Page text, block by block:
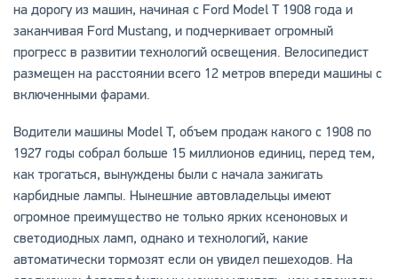
на дорогу из машин, начиная с Ford Model T 1908 года и
заканчивая Ford Mustang, и подчеркивает огромный
прогресс в развитии технологий освещения. Велосипедист
размещен на расстоянии всего 12 метров впереди машины с
включенными фарами.
Водители машины Model T, объем продаж какого с 1908 по
1927 годы собрал больше 15 миллионов единиц, перед тем,
как трогаться, вынуждены были с начала зажигать
карбидные лампы. Нынешние автовладельцы имеют
огромное преимущество не только ярких ксеноновых и
светодиодных ламп, однако и технологий, какие
автоматически тормозят если он увидел пешеходов. На